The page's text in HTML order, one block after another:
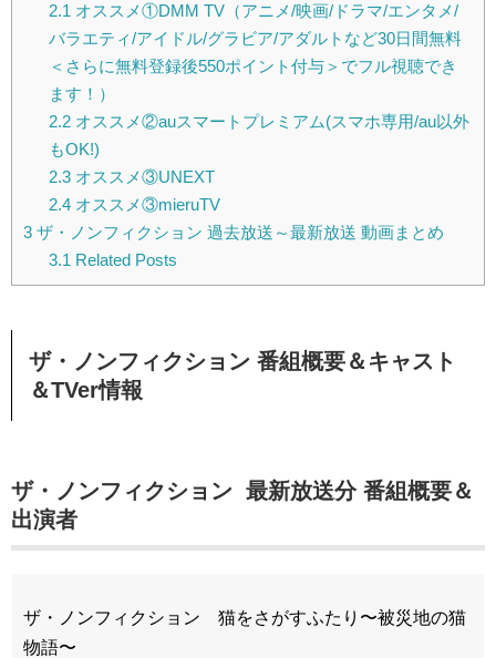
2.1 オススメ①DMM TV（アニメ/映画/ドラマ/エンタメ/
バラエティ/アイドル/グラビア/アダルトなど30日間無料
＜さらに無料登録後550ポイント付与＞でフル視聴でき
ます！）
2.2オススメ②auスマートプレミアム(スマホ専用/au以外
もOK!)
2.3オススメ③UNEXT
2.4オススメ③mieruTV
3 ザ・ノンフィクション 過去放送～最新放送 動画まとめ
3.1 Related Posts
ザ・ノンフィクション 番組概要＆キャスト
＆TVer情報
ザ・ノンフィクション 最新放送分 番組概要＆
出演者
ザ・ノンフィクション 猫をさがすふたり〜被災地の猫
物語〜